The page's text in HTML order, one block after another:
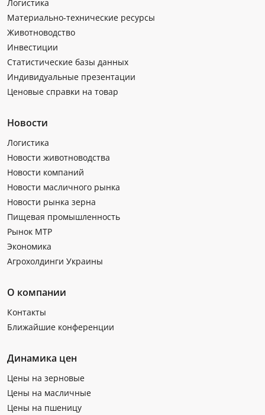
Логистика
Материально-технические ресурсы
Животноводство
Инвестиции
Статистические базы данных
Индивидуальные презентации
Ценовые справки на товар
Новости
Логистика
Новости животноводства
Новости компаний
Новости масличного рынка
Новости рынка зерна
Пищевая промышленность
Рынок МТР
Экономика
Агрохолдинги Украины
О компании
Контакты
Ближайшие конференции
Динамика цен
Цены на зерновые
Цены на масличные
Цены на пшеницу